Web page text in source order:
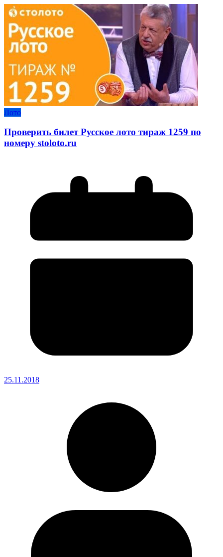
Лото
Проверить билет Русское лото тираж 1259 по
номеру stoloto.ru
25.11.2018